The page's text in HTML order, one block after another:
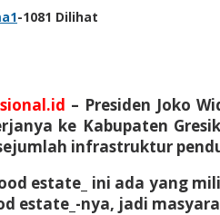
-1081 Dilihat
– Presiden Joko
ke Kabupaten
infrastruktur
estate_ ini ada yang
estate_-nya, jadi